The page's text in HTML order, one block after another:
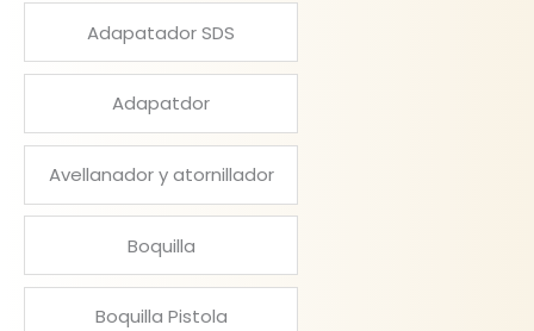
Adapatador SDS
Adapatdor
Avellanador y atornillador
Boquilla
Boquilla Pistola